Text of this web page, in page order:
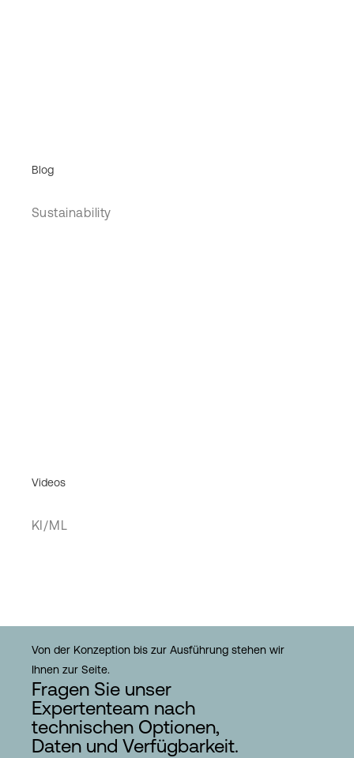
Blog
Sustainability
Videos
KI/ML
Von der Konzeption bis zur Ausführung stehen wir
Ihnen zur Seite.
Fragen Sie unser
Expertenteam nach
technischen Optionen,
Daten und Verfügbarkeit.